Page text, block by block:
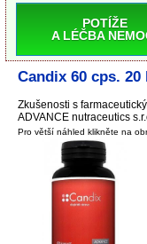
POTÍŽE
A LÉČBA
Candix 60 cps. 20
Zkušenosti s
ADVANCE nutraceutics
Pro větší náhled klikněte na